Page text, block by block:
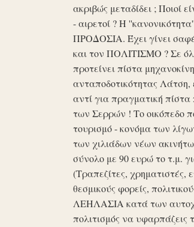
ακριβώς μεταδίδει ; Ποιοί
- αιρετοί ? Η
ΠΡΟΔΟΣΙΑ. Έχει γίνει
και τον ΠΟΛΙΤΙΣΜΟ ? Σε
προτείνει πίστα
ανταποδοτικότητας Λάτση,
αντί για πραγματική
των Σερρών ! Το οικόπεδο
τουρισμό - κονόμα των
των χιλιάδων νέων
σύνολο με 90 ευρώ το τ.μ.
(Τραπεζίτες, χρηματιστές,
θεσμικούς φορείς,
ΛΕΗΛΑΣΙΑ κατά των
πολιτισμός να